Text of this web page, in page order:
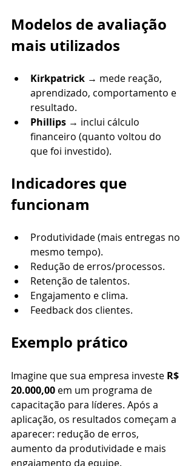
Modelos de avaliação
mais utilizados
Kirkpatrick → mede reação,
aprendizado, comportamento e
resultado.
Phillips → inclui cálculo
financeiro (quanto voltou do
que foi investido).
Indicadores que
funcionam
Produtividade (mais entregas no
mesmo tempo).
Redução de erros/processos.
Retenção de talentos.
Engajamento e clima.
Feedback dos clientes.
Exemplo prático
Imagine que sua empresa investe R$
20.000,00 em um programa de
capacitação para líderes. Após a
aplicação, os resultados começam a
aparecer: redução de erros,
aumento da produtividade e mais
engajamento da equipe.